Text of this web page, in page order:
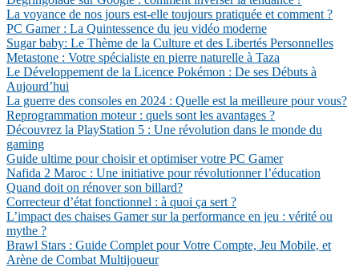
La voyance de nos jours est-elle toujours pratiquée et comment ?
PC Gamer : La Quintessence du jeu vidéo moderne
Sugar baby: Le Thème de la Culture et des Libertés Personnelles
Metastone : Votre spécialiste en pierre naturelle à Taza
Le Développement de la Licence Pokémon : De ses Débuts à
Aujourd’hui
La guerre des consoles en 2024 : Quelle est la meilleure pour vous?
Reprogrammation moteur : quels sont les avantages ?
Découvrez la PlayStation 5 : Une révolution dans le monde du
gaming
Guide ultime pour choisir et optimiser votre PC Gamer
Nafida 2 Maroc : Une initiative pour révolutionner l’éducation
Quand doit on rénover son billard?
Correcteur d’état fonctionnel : à quoi ça sert ?
L’impact des chaises Gamer sur la performance en jeu : vérité ou
mythe ?
Brawl Stars : Guide Complet pour Votre Compte, Jeu Mobile, et
Arène de Combat Multijoueur